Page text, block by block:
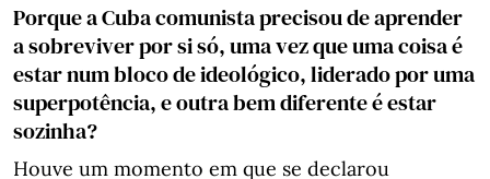
Porque a Cuba comunista precisou de aprender
a sobreviver por si só, uma vez que uma coisa é
estar num bloco de ideológico, liderado por uma
superpotência, e outra bem diferente é estar
sozinha?
Houve um momento em que se declarou